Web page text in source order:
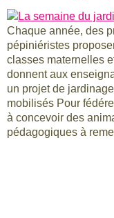
Chaque année, des
pépiniéristes
classes maternelles
donnent aux
un projet de
mobilisés Pour
à concevoir des
pédagogiques à